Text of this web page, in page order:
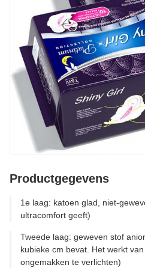
Productgegevens
1e laag: katoen glad, niet-
ultracomfort geeft)
Tweede laag: geweven stof
kubieke cm bevat. Het werkt
ongemakken te verlichten)